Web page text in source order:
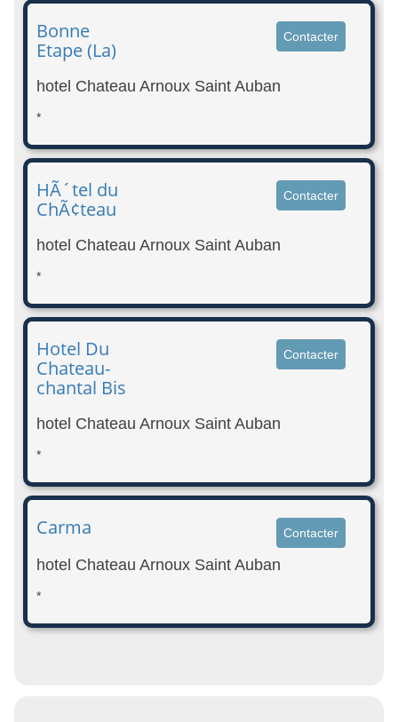
Bonne
Etape (La)
Contacter
hotel Chateau Arnoux Saint Auban
*
HÃ´tel du
ChÃ¢teau
Contacter
hotel Chateau Arnoux Saint Auban
*
Hotel Du
Chateau-
chantal Bis
Contacter
hotel Chateau Arnoux Saint Auban
*
Carma Contacter
hotel Chateau Arnoux Saint Auban
*